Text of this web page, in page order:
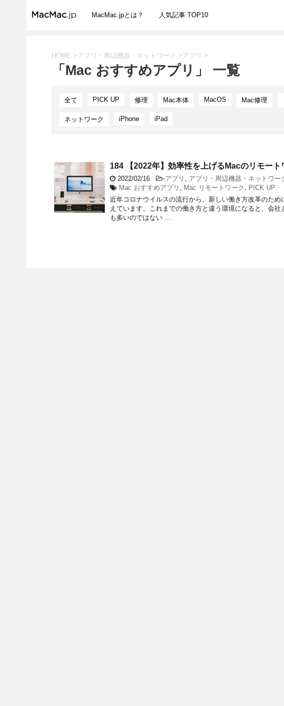
MacMac.jpとは？ 人気記事 TOP10
HOME >アプリ・周辺機器・ネットワーク >アプリ >
「Mac おすすめアプリ」 一覧
全て PICK UP 修理 Mac本体 MacOS Mac修理
ネットワーク iPhone iPad
184 【2022年】効率性を上げるMacのリモー
2022/02/16 -アプリ , アプリ・周辺機器・ネットワー
Mac おすすめアプリ , Mac リモートワーク , PICK UP
近年コロナウイルスの流行から、新しい働き方改革のた
えています。これまでの働き方と違う環境になると、会
も多いのではない …